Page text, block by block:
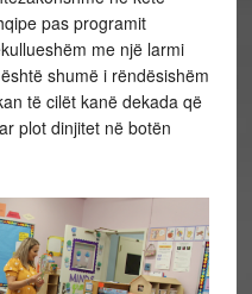
pas programit
me një larmi
shumë i rëndësishëm
të cilët kanë dekada që
plot dinjitet në botën